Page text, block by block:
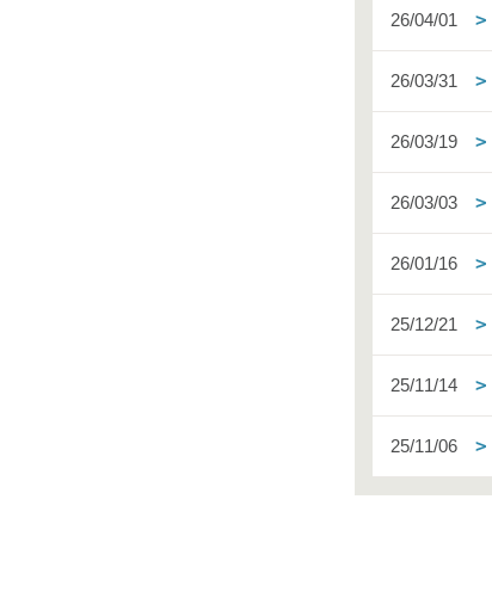
26/04/01
26/03/31
26/03/19
26/03/03
26/01/16
25/12/21
25/11/14
25/11/06